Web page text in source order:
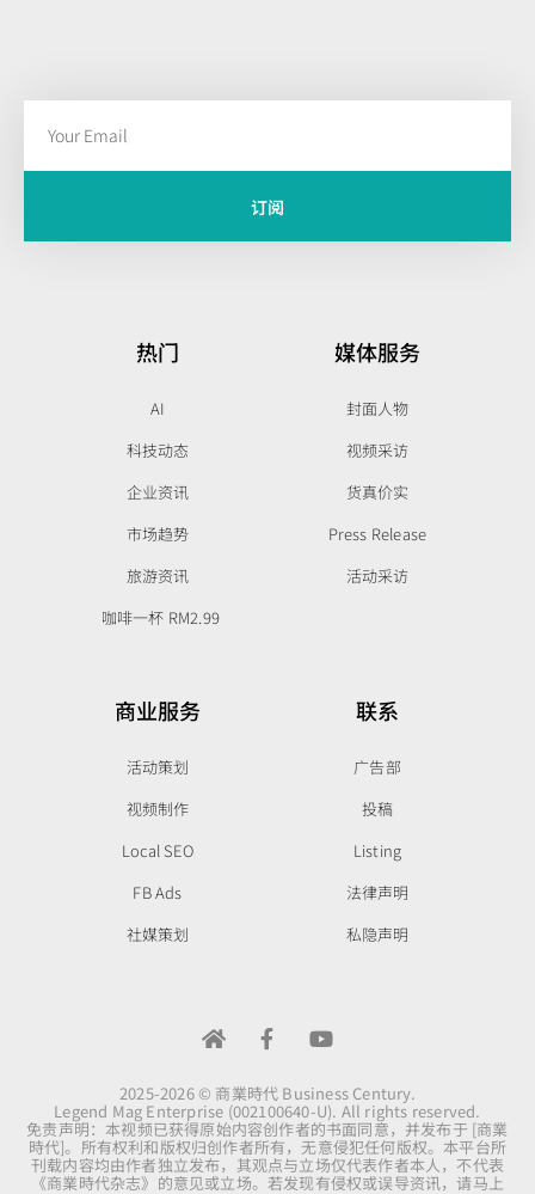
订阅
热门
AI
科技动态
企业资讯
市场趋势
旅游资讯
咖啡一杯 RM2.99
媒体服务
封面人物
视频采访
货真价实
Press Release
活动采访
商业服务
活动策划
视频制作
Local SEO
FB Ads
社媒策划
联系
广告部
投稿
Listing
法律声明
私隐声明
2025-2026 © 商業時代 Business Century.
Legend Mag Enterprise (002100640-U). All rights reserved.
免责声明：本视频已获得原始内容创作者的书面同意，并发布于 [商業
時代]。所有权利和版权归创作者所有，无意侵犯任何版权。本平台所
刊载内容均由作者独立发布，其观点与立场仅代表作者本人，不代表
《商業時代杂志》的意见或立场。若发现有侵权或误导资讯，请马上